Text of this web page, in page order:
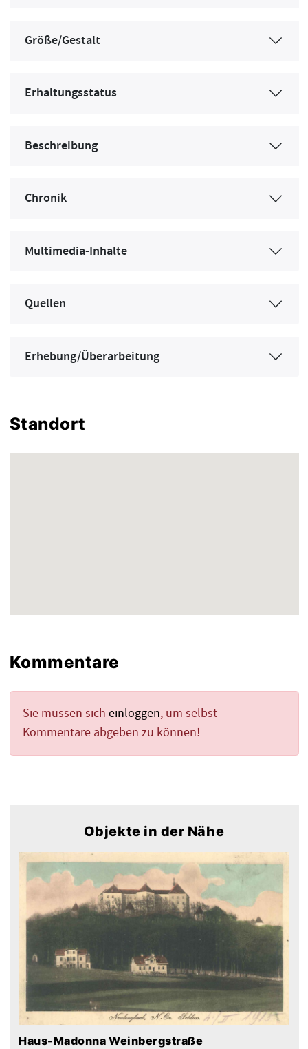
Größe/Gestalt
Erhaltungsstatus
Beschreibung
Chronik
Multimedia-Inhalte
Quellen
Erhebung/Überarbeitung
Standort
Kommentare
Sie müssen sich einloggen, um selbst
Kommentare abgeben zu können!
Objekte in der Nähe
Haus-Madonna Weinbergstraße